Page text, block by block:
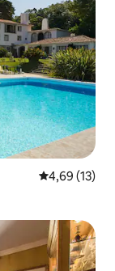
Vlerësimi
4,69 (13)